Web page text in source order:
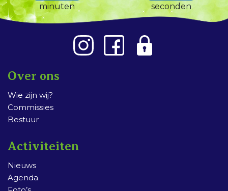
minuten seconden
Over ons
Wie zijn wij?
Commissies
Bestuur
Activiteiten
Nieuws
Agenda